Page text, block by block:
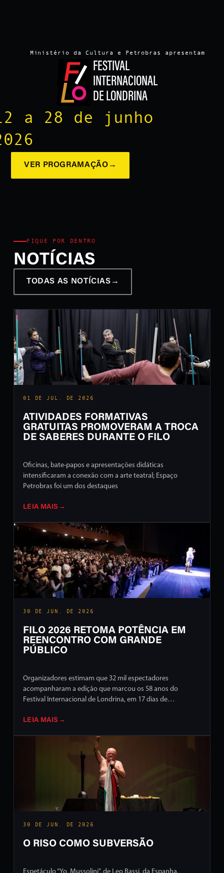
Ministério da Cultura e Petrobras apresentam
FESTIVAL
INTERNACIONAL
DE LONDRINA
a 28 de junho
VER PROGRAMAÇÃO →
FIQUE POR DENTRO
NOTÍCIAS
TODAS AS NOTÍCIAS →
01 DE JUL. DE 2026
ATIVIDADES FORMATIVAS
GRATUITAS PROMOVERAM A TROCA
DE SABERES DURANTE O FILO
Oficinas, bate-papos e apresentações didáticas
intensificaram a conexão com a arte teatral; Espaço
Petrobras foi um dos destaques
LEIA MAIS →
30 DE JUN. DE 2026
FILO 2026 RETOMA POTÊNCIA EM
REENCONTRO COM GRANDE
PÚBLICO
Organizadores estimam que 32 mil espectadores
acompanharam a edição que marcou os 58 anos do
Festival Internacional de Londrina, em 17 dias de
LEIA MAIS →
30 DE JUN. DE 2026
O RISO COMO SUBVERSÃO